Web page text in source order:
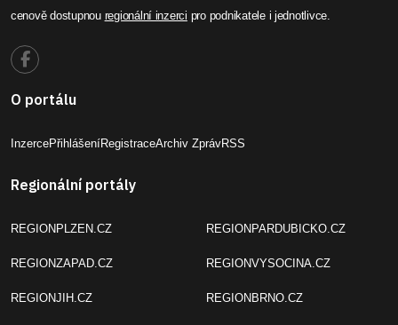
cenově dostupnou regionální inzerci pro podnikatele i jednotlivce.
O portálu
InzercePřihlášeníRegistraceArchiv ZprávRSS
Regionální portály
REGIONPLZEN.CZ
REGIONZAPAD.CZ
REGIONJIH.CZ
REGIONPARDUBICKO.CZ
REGIONVYSOCINA.CZ
REGIONBRNO.CZ